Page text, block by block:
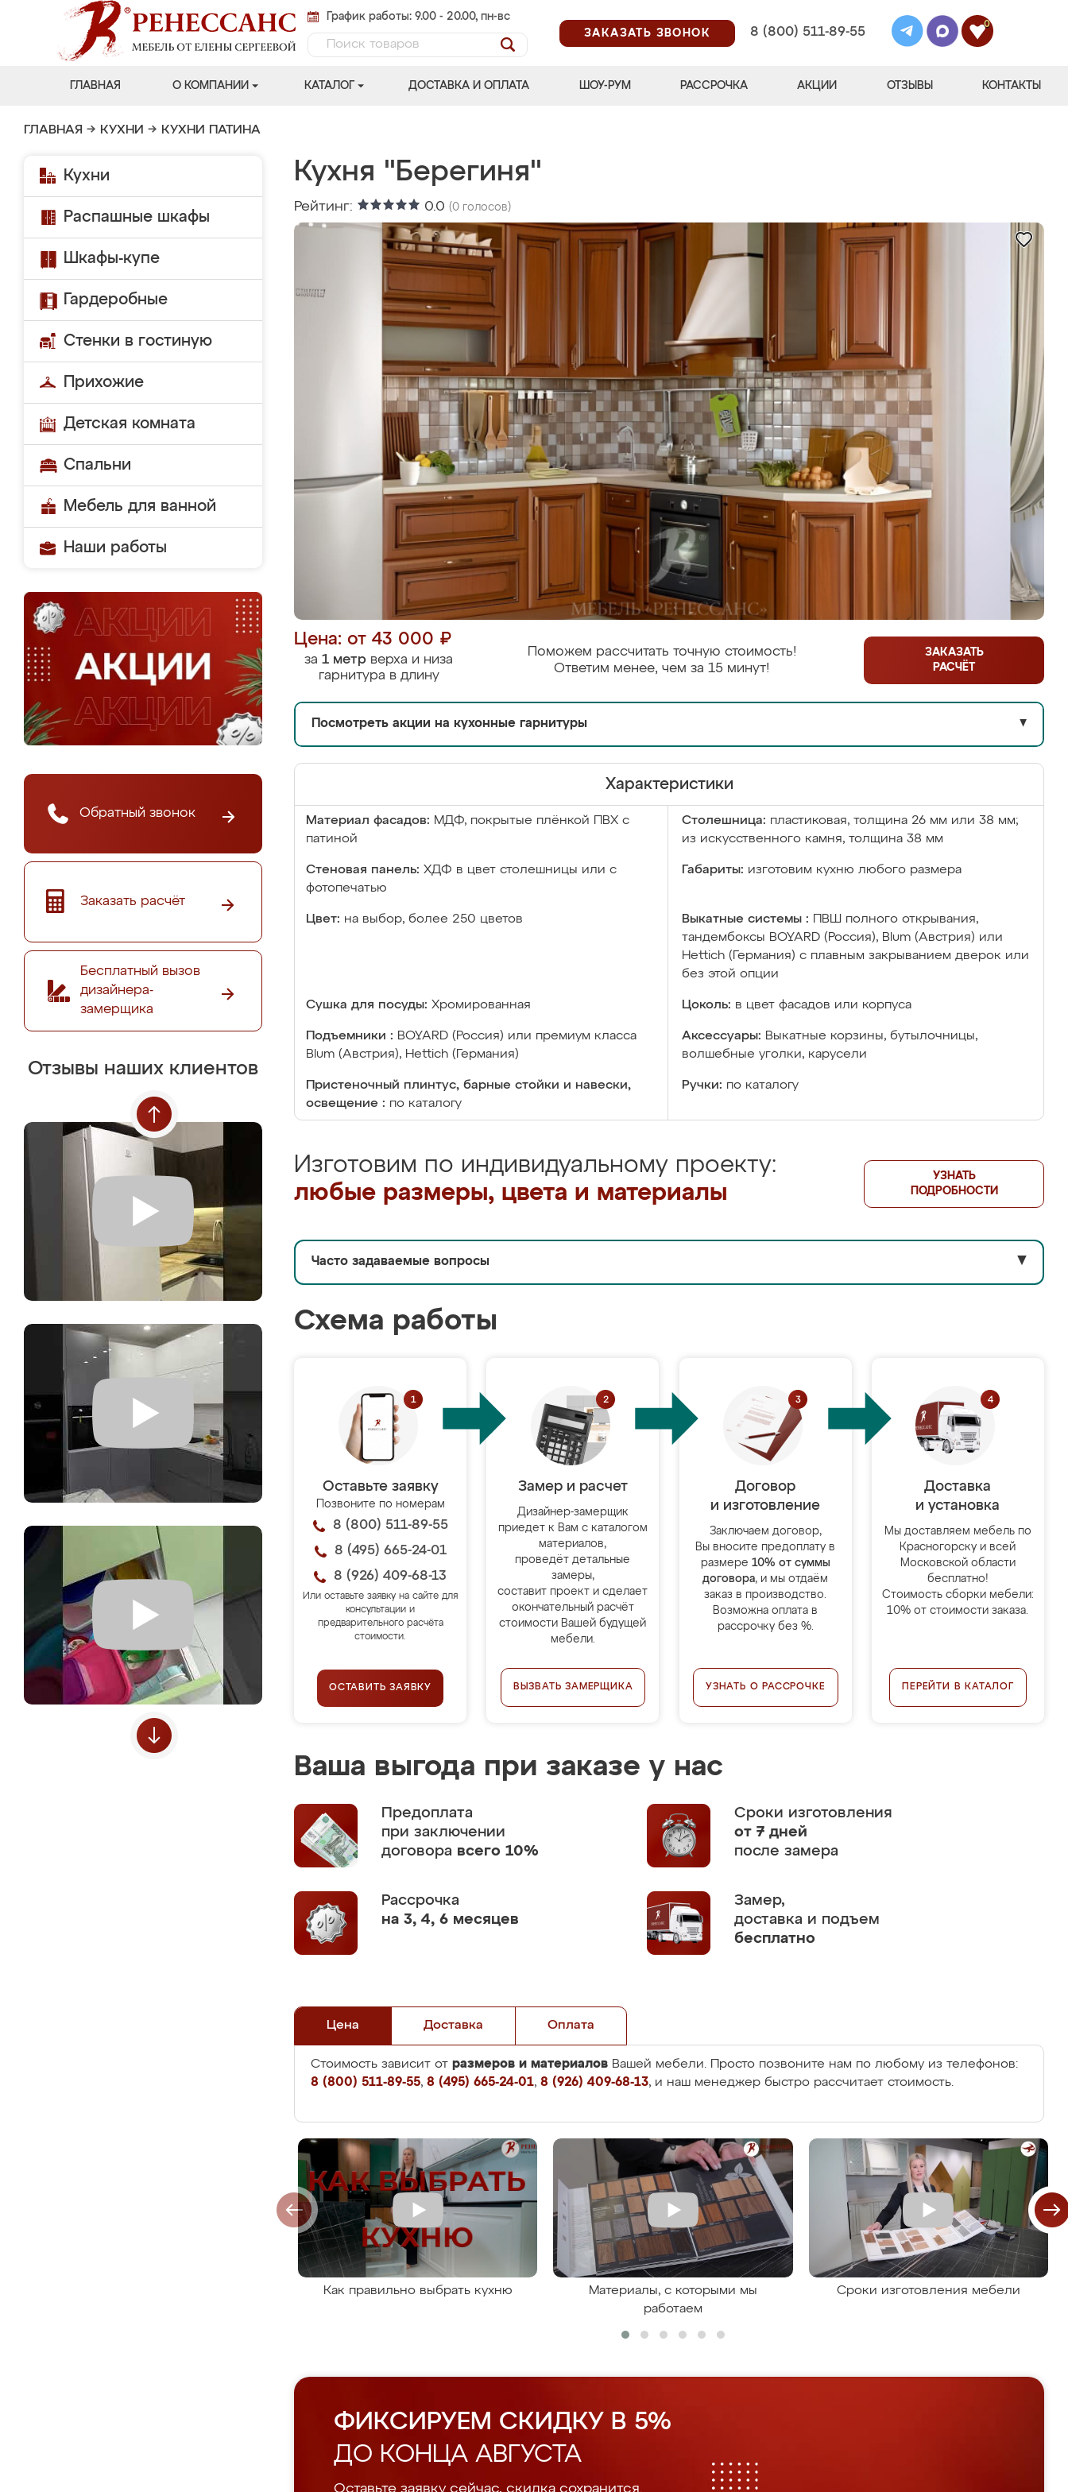
График работы: 9.00 - 20.00, пн-вс
ЗАКАЗАТЬ ЗВОНОК
8 (800) 511-89-55
0
ГЛАВНАЯ О КОМПАНИИ КАТАЛОГ ДОСТАВКА И ОПЛАТА ШОУ-РУМ РАССРОЧКА АКЦИИ ОТЗЫВЫ КОНТАКТЫ
ГЛАВНАЯ → КУХНИ → КУХНИ ПАТИНА
Кухни
Распашные шкафы
Шкафы-купе
Гардеробные
Стенки в гостиную
Прихожие
Детская комната
Спальни
Мебель для ванной
Наши работы
Обратный звонок
Заказать расчёт
Бесплатный вызов
дизайнера-
замерщика
Отзывы наших клиентов
Кухня "Берегиня"
Рейтинг: 0.0 (0 голосов)
Цена: от 43 000 ₽
за 1 метр верха и низа
гарнитура в длину
Поможем рассчитать точную стоимость!
Ответим менее, чем за 15 минут!
ЗАКАЗАТЬ
РАСЧЁТ
Посмотреть акции на кухонные гарнитуры ▼
Характеристики
Материал фасадов: МДФ, покрытые плёнкой ПВХ с
патиной
Столешница: пластиковая, толщина 26 мм или 38 мм;
из искусственного камня, толщина 38 мм
Стеновая панель: ХДФ в цвет столешницы или с
фотопечатью
Габариты: изготовим кухню любого размера
Цвет: на выбор, более 250 цветов Выкатные системы :
ПВШ полного открывания,
тандембоксы BOYARD (Россия), Blum (Австрия) или
Hettich (Германия) с плавным закрыванием дверок или
без этой опции
Сушка для посуды: Хромированная Цоколь: в цвет фасадов или корпуса
Подъемники : BOYARD (Россия) или премиум класса
Blum (Австрия), Hettich (Германия)
Аксессуары: Выкатные корзины, бутылочницы,
волшебные уголки, карусели
Пристеночный плинтус, барные стойки и навески,
освещение : по каталогу
Ручки: по каталогу
Изготовим по индивидуальному проекту:
любые размеры, цвета и материалы
УЗНАТЬ
ПОДРОБНОСТИ
Часто задаваемые вопросы ▼
Схема работы
Оставьте заявку
Позвоните по номерам
8 (800) 511-89-55
8 (495) 665-24-01
8 (926) 409-68-13
Или оставьте заявку на сайте для
консультации и
предварительного расчёта
стоимости.
ОСТАВИТЬ ЗАЯВКУ
Замер и расчет
Дизайнер-замерщик
приедет к Вам с каталогом
материалов,
проведёт детальные
замеры,
составит проект и сделает
окончательный расчёт
стоимости Вашей будущей
мебели.
ВЫЗВАТЬ ЗАМЕРЩИКА
Договор
и изготовление
Заключаем договор,
Вы вносите предоплату в
размере 10% от суммы
договора, и мы отдаём
заказ в производство.
Возможна оплата в
рассрочку без %.
УЗНАТЬ О РАССРОЧКЕ
Доставка
и установка
Мы доставляем мебель по
Красногорску и всей
Московской области
бесплатно!
Стоимость сборки мебели:
10% от стоимости заказа.
ПЕРЕЙТИ В КАТАЛОГ
Ваша выгода при заказе у нас
Предоплата
при заключении
договора всего 10%
Сроки изготовления
от 7 дней
после замера
Рассрочка
на 3, 4, 6 месяцев
Замер,
доставка и подъем
бесплатно
Цена Доставка Оплата
Стоимость зависит от размеров и материалов Вашей мебели. Просто позвоните нам по любому из телефонов:
8 (800) 511-89-55, 8 (495) 665-24-01, 8 (926) 409-68-13, и наш менеджер быстро рассчитает стоимость.
Как правильно выбрать кухню
Материалы, с которыми мы
работаем
Сроки изготовления мебели
ФИКСИРУЕМ СКИДКУ В 5%
ДО КОНЦА АВГУСТА
Оставьте заявку сейчас, скидка сохранится.